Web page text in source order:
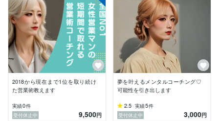
ライティングでは、マーケティング・広報資料・SNS戦
略などに対応。ナレーションも得意分野で、企業VP・C
M・Eラーニング教材など多用途で実績多数。柔らかく
親しみのある声、落ち着いたナレーション、明るく元気
なトーンまで、ご要望に応じて幅広く対応可能です。
また、覆面調査や消費者視点からの改善提案・レポート
作成も対応しています。
ど【年間1,000件超】の相談経験あり。保護者や生徒へ
の寄り添った支援を得意としています。
2018から現在まで1位を取り続け
た営業術教えます
実績0件
受付休止中
9,500円
夢を叶えるメンタルコーチング♡
可能性を引き出します
2.5 実績5件
受付休止中
3,000円